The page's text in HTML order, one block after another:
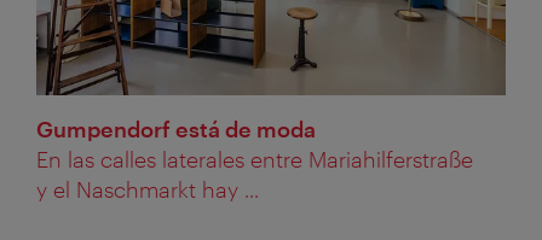
Gumpendorf está de moda
En las calles laterales entre Mariahilferstraße
y el Naschmarkt hay ...